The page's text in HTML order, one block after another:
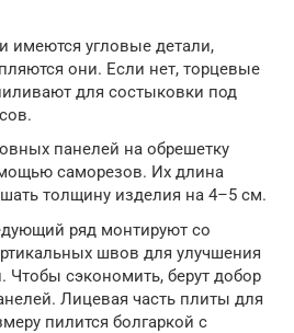
имеются угловые детали,
они. Если нет, торцевые
для состыковки под
панелей на обрешетку
саморезов. Их длина
толщину изделия на 4–5 см.
ряд монтируют со
швов для улучшения
Чтобы сэкономить, берут добор
Лицевая часть плиты для
пилится болгаркой с